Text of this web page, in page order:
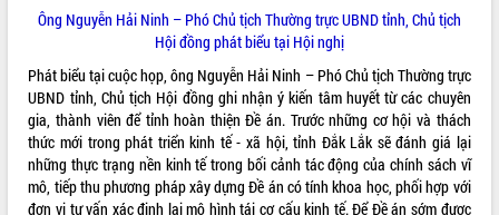
Lễ phát động chuỗi hoạt động chung
tay làm sạch môi trường
Xã Ea Kar bước chuyển mình trong
công tác cải cách hành chính mô hình
mới
UBND tỉnh họp báo định kỳ tháng 4
năm 2026
Hội thảo khoa học “Giải pháp thúc đẩy
phát triển nền kinh tế xanh tại tỉnh
Ông Nguyễn Hải Ninh – Phó Chủ tịch Thường trực UBND tỉnh, Chủ tịch
Hội đồng phát biểu tại Hội nghị
Phát biểu tại cuộc họp, ông Nguyễn Hải Ninh – Phó Chủ tịch Thường trực
UBND tỉnh, Chủ tịch Hội đồng ghi nhận ý kiến tâm huyết từ các chuyên
gia, thành viên để tỉnh hoàn thiện Đề án. Trước những cơ hội và thách
thức mới trong phát triển kinh tế - xã hội, tỉnh Đắk Lắk sẽ đánh giá lại
những thực trạng nền kinh tế trong bối cảnh tác động của chính sách vĩ
mô, tiếp thu phương pháp xây dựng Đề án có tính khoa học, phối hợp với
đơn vị tư vấn xác định lại mô hình tái cơ cấu kinh tế. Để Đề án sớm được